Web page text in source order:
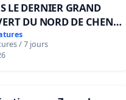
LE DERNIER GRAND
DU NORD DE CHENE-
/ 7 jours